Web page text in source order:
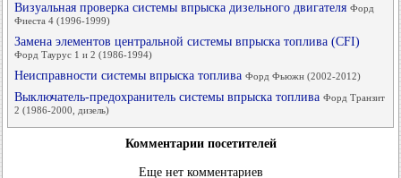
Визуальная проверка системы впрыска дизельного двигателя Форд
Фиеста 4 (1996-1999)
Замена элементов центральной системы впрыска топлива (CFI)
Форд Таурус 1 и 2 (1986-1994)
Неисправности системы впрыска топлива Форд Фьюжн (2002-2012)
Выключатель-предохранитель системы впрыска топлива Форд Транзит
2 (1986-2000, дизель)
Комментарии посетителей
Еще нет комментариев